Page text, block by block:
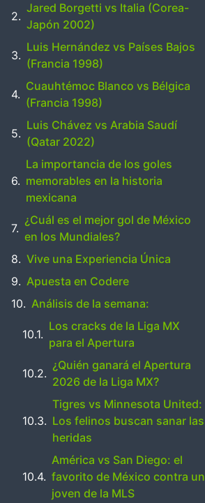
Jared Borgetti vs Italia (Corea-
Japón 2002)
Luis Hernández vs Países Bajos
(Francia 1998)
Cuauhtémoc Blanco vs Bélgica
(Francia 1998)
Luis Chávez vs Arabia Saudí
(Qatar 2022)
La importancia de los goles
memorables en la historia
mexicana
¿Cuál es el mejor gol de México
en los Mundiales?
Vive una Experiencia Única
Apuesta en Codere
Análisis de la semana:
Los cracks de la Liga MX
para el Apertura
¿Quién ganará el Apertura
2026 de la Liga MX?
Tigres vs Minnesota United:
Los felinos buscan sanar las
heridas
América vs San Diego: el
favorito de México contra un
joven de la MLS